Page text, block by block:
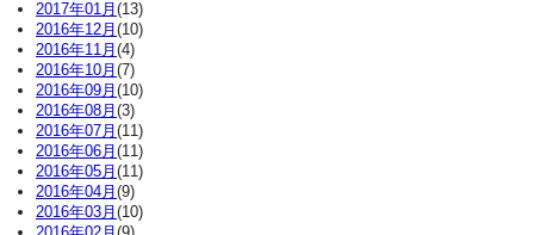
2017年01月 (13)
2016年12月 (10)
2016年11月 (4)
2016年10月 (7)
2016年09月 (10)
2016年08月 (3)
2016年07月 (11)
2016年06月 (11)
2016年05月 (11)
2016年04月 (9)
2016年03月 (10)